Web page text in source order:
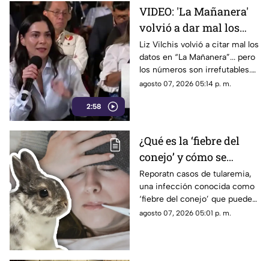
Rocha Moya, Enrique Inzunza y
otros funcionarios morenistas.
2:58
VIDEO: 'La Mañanera'
volvió a dar mal los
datos: TV Azteca es el
medio tradicional con
mayor alcance y
credibilidad de México
Liz Vilchis volvió a citar mal los
datos en “La Mañanera”... pero
los números son irrefutables.
El estudio internacional de
evidencia, nadie puede.
agosto 07, 2026 05:14 p. m.
¿Qué es la ‘fiebre del
conejo’ y cómo se
contagia? Reportan
casos de tularemia y
genera alerta en la
población
Reporatn casos de tularemia,
una infección conocida como
‘fiebre del conejo’ que puede
resultar muy grave. Te
agosto 07, 2026 05:01 p. m.